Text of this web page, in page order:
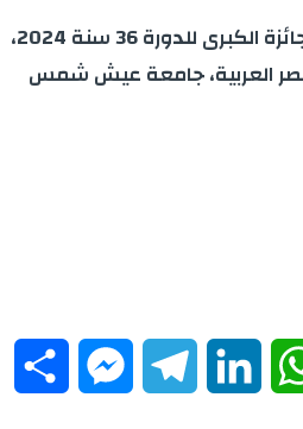
العرض المسرحي الفائز بالجائزة الكبرى للدورة 36 سنة 2024،
العربية، جامعة عيش شمس
WhatsApp
LinkedIn
Telegram